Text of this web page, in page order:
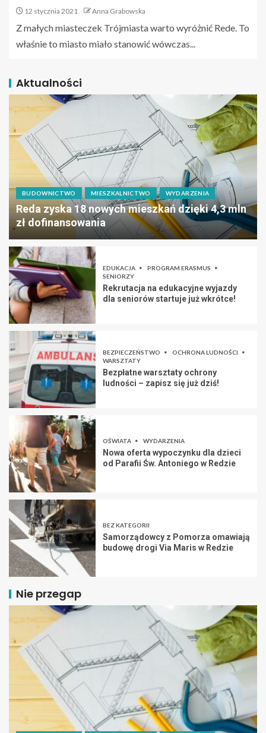
12 stycznia 2021 Anna Grabowska
Z małych miasteczek Trójmiasta warto wyróżnić Rede. To
właśnie to miasto miało stanowić wówczas...
Aktualności
BUDOWNICTWO MIESZKALNICTWO WYDARZENIA
Reda zyska 18 nowych mieszkań dzięki 4,3 mln
zł dofinansowania
EDUKACJA
PROGRAM ERASMUS
SENIORZY
Rekrutacja na edukacyjne wyjazdy
dla seniorów startuje już wkrótce!
BEZPIECZEŃSTWO
OCHRONA LUDNOŚCI
WARSZTATY
Bezpłatne warsztaty ochrony
ludności – zapisz się już dziś!
OŚWIATA WYDARZENIA
Nowa oferta wypoczynku dla dzieci
od Parafii Św. Antoniego w Redzie
BEZ KATEGORII
Samorządowcy z Pomorza omawiają
budowę drogi Via Maris w Redzie
Nie przegap